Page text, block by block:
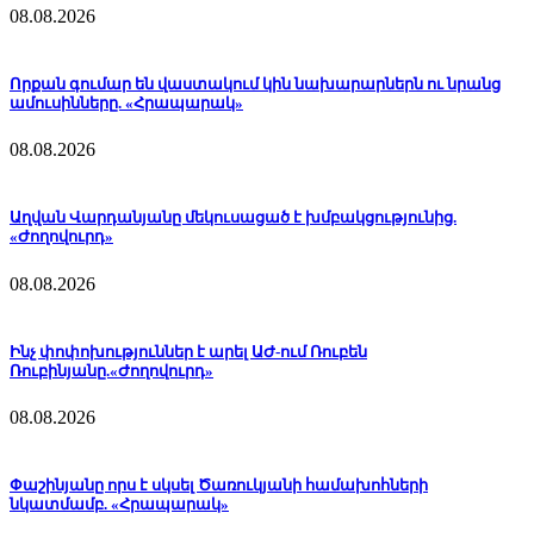
08.08.2026
Որքան գումար են վաստակում կին նախարարներն ու նրանց
ամուսինները. «Հրապարակ»
08.08.2026
Աղվան Վարդանյանը մեկուսացած է խմբակցությունից.
«Ժողովուրդ»
08.08.2026
Ինչ փոփոխություններ է արել ԱԺ-ում Ռուբեն
Ռուբինյանը.«Ժողովուրդ»
08.08.2026
Փաշինյանը որս է սկսել Ծառուկյանի համախոհների
նկատմամբ. «Հրապարակ»